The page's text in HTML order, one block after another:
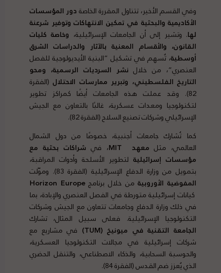
وفي القسم الأخير، تتناول المقررة الخاصةدور المؤسسات
الأكاديمية والبحثية في تمكين الانتهاكات وتوفير شرعنة
لها. وتشير إلى أن الجامعات الإسرائيلية، وخاصة كليات
القانون، والأقسام المعنية بالآثار والدراسات الشرق
أوسطية، تُسهم في تشكيل “البنية الأيديولوجية للفصل
العنصري”، من خلال نشر السرديات الرسمية، ومحو
التاريخ الفلسطيني، وتبرير ممارسات الاحتلال(الفقرة
82). وقد عملت هذه الجامعات أيضًا كمراكز تطوير
لتكنولوجيا ومعدات عسكرية، غالبًا بالتعاون مع الجيش
الإسرائيلي وشركات تصنيع السلاح (الفقرة 82).
كما تُشارك جامعات أجنبية، خصوصًا من دول الشمال
العالمي، مثل معهد ، في شراكات بحثية مع
مؤسسات إسرائيلية لتطوير الأسلحة وأدوات المراقبة،
بتمويل من وزارة الدفاع الإسرائيلية (الفقرة 83). وموّلت
المفوضية الأوروبيةمن خلال برنامجHorizon Europe
كيانات إسرائيلية متورطة في الفصل العنصري والإبادة، بما
في ذلك وزارة الدفاع وجامعات تتعاون مع الجيش وشركات
التكنولوجيا الإسرائيلية. فعلى سبيل المثال، تشارك
الجامعة التقنية في ميونيخ (TUM)
في مشاريع مع
شركات إسرائيلية في مجالات التكنولوجيا العسكرية،
والحوسبة السحابية، والذكاء الاصطناعي، والتنقل الحضري
الذي يُعزز ضم القدس (الفقرة 84).